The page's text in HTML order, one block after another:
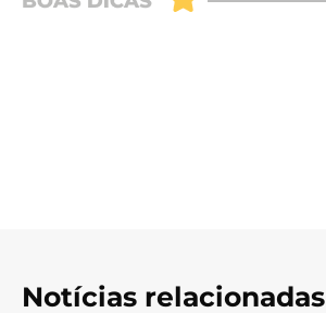
Notícias relacionadas